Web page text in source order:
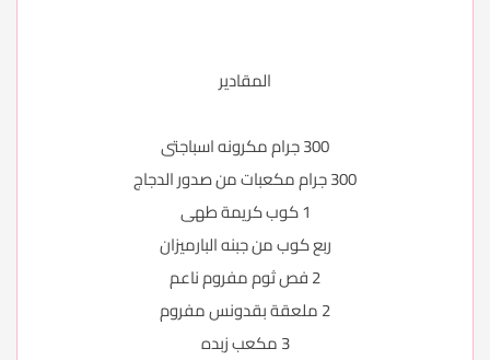
المقادير
300 جرام مكرونه اسباجتى
300 جرام مكعبات من صدور الدجاج
1 كوب كريمة طهى
ربع كوب من جبنه البارميزان
2 فص ثوم مفروم ناعم
2 ملعقة بقدونس مفروم
3 مكعب زبده